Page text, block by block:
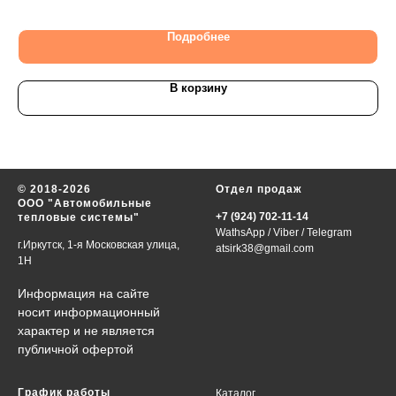
Подробнее
В корзину
© 2018-2026
ООО "Автомобильные
тепловые системы"
г.Иркутск, 1-я Московская улица,
1Н
Информация на сайте
носит информационный
характер и не является
публичной офертой
Отдел продаж
+7 (924) 702-11-14
WathsApp /Viber /Telegram
atsirk38@gmail.com
График работы Каталог